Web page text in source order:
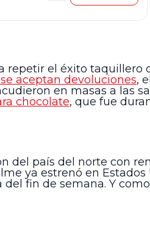
repetir el éxito taquillero
aceptan devoluciones,
en masas a las
chocolate, que fue
del país del norte con
ya estrenó en Estados
fin de semana. Y